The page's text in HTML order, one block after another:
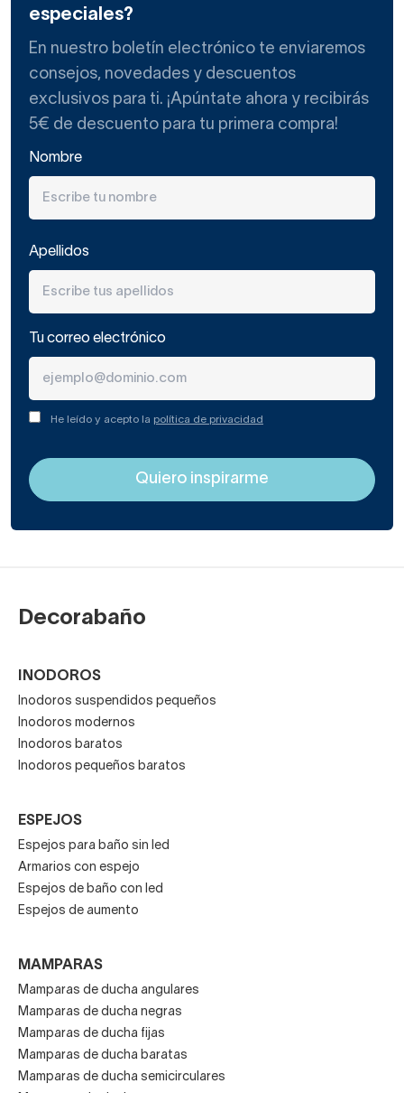
especiales?
En nuestro boletín electrónico te enviaremos
consejos, novedades y descuentos
exclusivos para ti. ¡Apúntate ahora y recibirás
5€ de descuento para tu primera compra!
Nombre
Apellidos
Tu correo electrónico
He leído y acepto la política de privacidad
Decorabaño
INODOROS
Inodoros suspendidos pequeños
Inodoros modernos
Inodoros baratos
Inodoros pequeños baratos
ESPEJOS
Espejos para baño sin led
Armarios con espejo
Espejos de baño con led
Espejos de aumento
MAMPARAS
Mamparas de ducha angulares
Mamparas de ducha negras
Mamparas de ducha fijas
Mamparas de ducha baratas
Mamparas de ducha semicirculares